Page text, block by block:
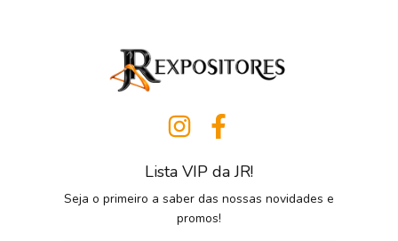
Lista VIP da JR!
Seja o primeiro a saber das nossas novidades e
promos!